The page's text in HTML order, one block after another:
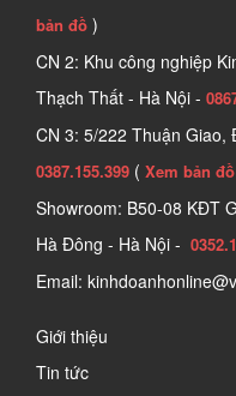
bản đồ )
CN 2: Khu công nghiệp
Thạch Thất - Hà Nội -
CN 3: 5/222 Thuận
0387.155.399 ( Xem bản đồ
Showroom: B50-08 KĐT
Hà Đông - Hà Nội -
Email:
Giới thiệu
Tin tức